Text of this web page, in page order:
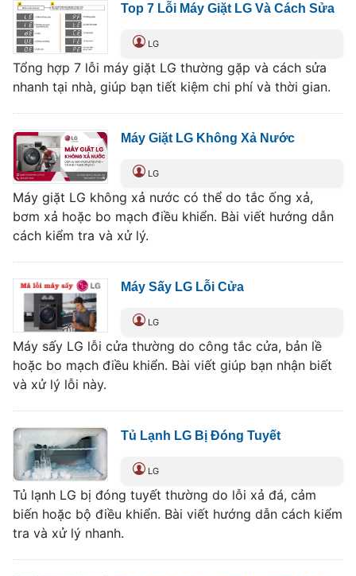
Top 7 Lỗi Máy Giặt LG Và Cách Sửa
LG
Tổng hợp 7 lỗi máy giặt LG thường gặp và cách sửa
nhanh tại nhà, giúp bạn tiết kiệm chi phí và thời gian.
Máy Giặt LG Không Xả Nước
LG
Máy giặt LG không xả nước có thể do tắc ống xả,
bơm xả hoặc bo mạch điều khiển. Bài viết hướng dẫn
cách kiểm tra và xử lý.
Máy Sấy LG Lỗi Cửa
LG
Máy sấy LG lỗi cửa thường do công tắc cửa, bản lề
hoặc bo mạch điều khiển. Bài viết giúp bạn nhận biết
và xử lý lỗi này.
Tủ Lạnh LG Bị Đóng Tuyết
LG
Tủ lạnh LG bị đóng tuyết thường do lỗi xả đá, cảm
biến hoặc bộ điều khiển. Bài viết hướng dẫn cách kiểm
tra và xử lý nhanh.